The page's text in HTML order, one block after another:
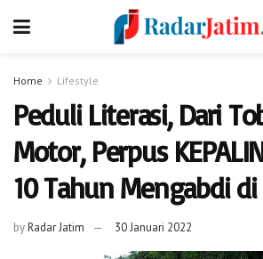
Home Lifestyle
Peduli Literasi, Dari
Motor, Perpus
10 Tahun Mengabdi di
byRadar Jatim 30 Januari 2022